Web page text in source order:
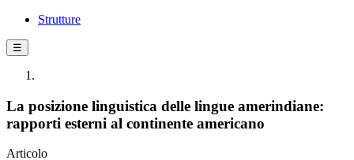
Strutture
☰
La posizione linguistica delle lingue amerindiane:
rapporti esterni al continente americano
Articolo